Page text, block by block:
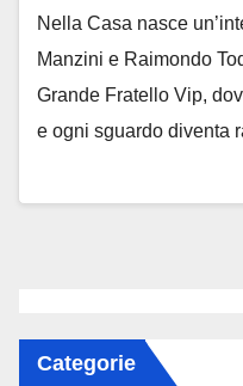
Nella Casa nasce
Manzini e Raimondo
Grande Fratello Vip,
e ogni sguardo diventa
Categorie